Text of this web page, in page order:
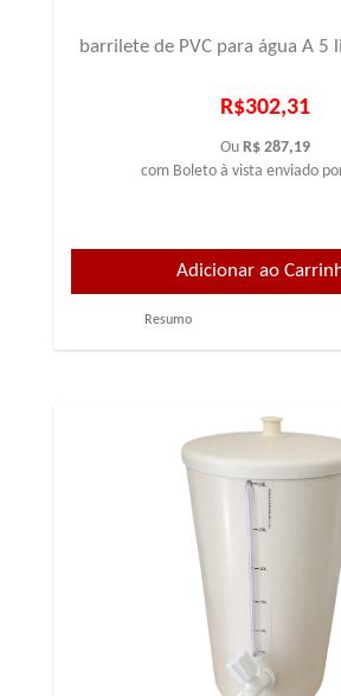
barrilete de PVC para água A 5
R$302,31
Ou R$ 287,19
com Boleto à vista enviado
Resumo